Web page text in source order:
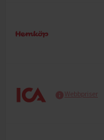
Webbpriser